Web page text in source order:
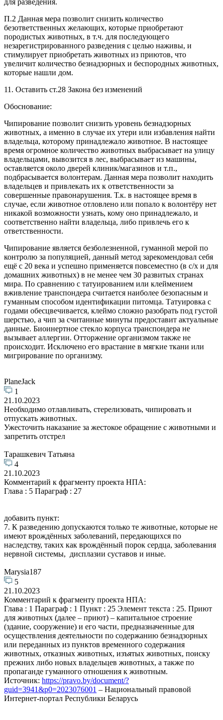
П.2 Данная мера позволит снизить количество
безответственных желающих, которые приобретают
породистых животных, в т.ч. для последующего
незарегистрированного разведения с целью наживы, и
стимулирует приобретать животных из приютов, что
увеличит количество безнадзорных и беспородных животных,
которые нашли дом.
11. Оставить ст.28 Закона без изменений
Обоснование:
Чипирование позволит снизить уровень безнадзорных
животных, а именно в случае их утери или избавления найти
владельца, которому принадлежало животное. В настоящее
время огромное количество животных выбрасывает на улицу
владельцами, вывозится в лес, выбрасывает из машины,
оставляется около дверей клиник/магазинов и т.п.,
подбрасывается волонтерам. Данная мера позволит находить
владельцев и привлекать их к ответственности за
совершенные правонарушения. Т.к. в настоящее время в
случае, если животное отловлено или попало к волонтёру нет
никакой возможности узнать, кому оно принадлежало, и
соответственно найти владельца, либо привлечь его к
ответственности.
Чипирование является безболезненной, гуманной мерой по
контролю за популяцией, данный метод зарекомендовал себя
ещё с 20 века и успешно применяется повсеместно (в с/х и для
домашних животных) в не менее чем 30 развитых странах
мира. По сравнению с татуированием или клеймением
вживление транспондера считается наиболее безопасным и
гуманным способом идентификации питомца. Татуировка с
годами обесцвечивается, клеймо сложно разобрать под густой
шерстью, а чип за считанные минуты предоставит актуальные
данные. Биоинертное стекло корпуса транспондера не
вызывает аллергии. Отторжение организмом также не
происходит. Исключено его врастание в мягкие ткани или
мигрирование по организму.
PlaneJack
1
21.10.2023
Необходимо отлавливать, стерелизовать, чипировать и
отпускать животных.
Ужесточить наказание за жестокое обращение с животными и
запретить отстрел
Тарашкевич Татьяна
4
21.10.2023
Комментарий к фрагменту проекта НПА:
Глава : 5 Параграф : 27
добавить пункт:
7. К разведению допускаются только те животные, которые не
имеют врождённых заболеваний, передающихся по
наследству, таких как врождённый порок сердца, заболевания
нервной системы, дисплазии суставов и иные.
Marysia187
5
21.10.2023
Комментарий к фрагменту проекта НПА:
Глава : 1 Параграф : 1 Пункт : 25 Элемент текста : 25. Приют
для животных (далее – приют) – капитальное строение
(здание, сооружение) и его части, предназначенные для
осуществления деятельности по содержанию безнадзорных
или переданных из пунктов временного содержания
животных, отказных животных, изъятых животных, поиску
прежних либо новых владельцев животных, а также по
пропаганде гуманного отношения к животным.
Источник: https://pravo.by/document/?
guid=3941&p0=2023076001 – Национальный правовой
Интернет-портал Республики Беларусь